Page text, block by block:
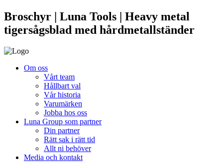
Broschyr | Luna Tools | Heavy metal
tigersågsblad med hårdmetallständer
Om oss
Vårt team
Hållbart val
Vår historia
Varumärken
Jobba hos oss
Luna Group som partner
Din partner
Rätt sak i rätt tid
Allt ni behöver
Media och kontakt